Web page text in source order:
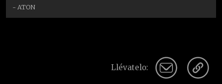
- ATON
Llévatelo: